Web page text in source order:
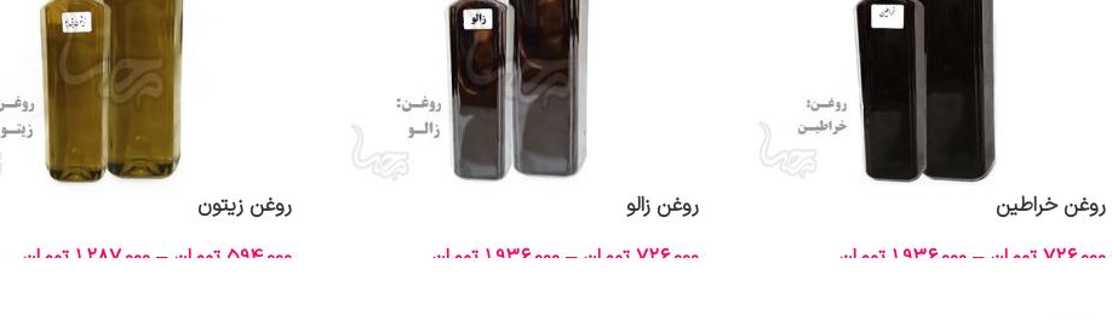
روغن خراطین
726,000تومان –
1,936,000 تومان
روغن زالو
726,000تومان –
1,936,000 تومان
روغن زیتون
594,000 تومان –
1,287,000 تومان